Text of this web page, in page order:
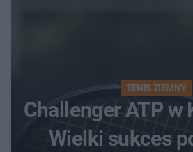
TENIS ZIEMNY
Challenger ATP w
Wielki sukces